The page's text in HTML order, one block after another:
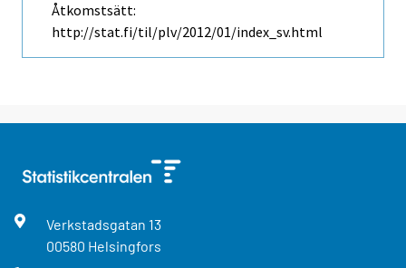
Åtkomstsätt:
http://stat.fi/til/plv/2012/01/index_sv.html
Verkstadsgatan 13
00580 Helsingfors